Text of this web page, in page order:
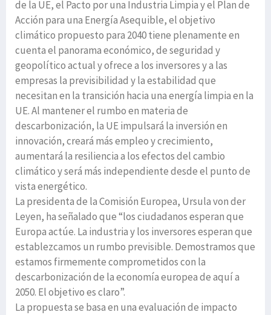
de la UE, el Pacto por una Industria Limpia y el Plan de
Acción para una Energía Asequible, el objetivo
climático propuesto para 2040 tiene plenamente en
cuenta el panorama económico, de seguridad y
geopolítico actual y ofrece a los inversores y a las
empresas la previsibilidad y la estabilidad que
necesitan en la transición hacia una energía limpia en la
UE. Al mantener el rumbo en materia de
descarbonización, la UE impulsará la inversión en
innovación, creará más empleo y crecimiento,
aumentará la resiliencia a los efectos del cambio
climático y será más independiente desde el punto de
vista energético.
La presidenta de la Comisión Europea, Ursula von der
Leyen, ha señalado que “los ciudadanos esperan que
Europa actúe. La industria y los inversores esperan que
establezcamos un rumbo previsible. Demostramos que
estamos firmemente comprometidos con la
descarbonización de la economía europea de aquí a
2050. El objetivo es claro”.
La propuesta se basa en una evaluación de impacto